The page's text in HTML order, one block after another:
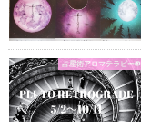
占星術アロマテラピー®